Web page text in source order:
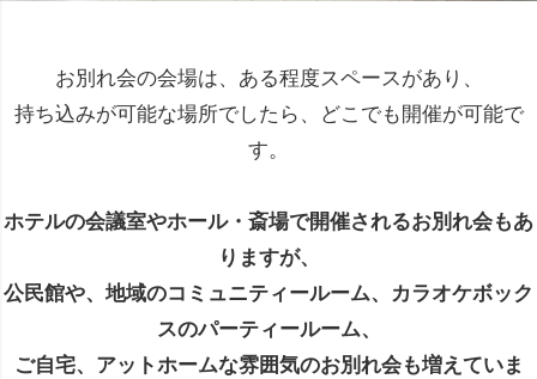
お別れ会の会場は、ある程度スペースがあり、
持ち込みが可能な場所でしたら、どこでも開催が可能で
す。
ホテルの会議室やホール・斎場で開催されるお別れ会もあ
りますが、
公民館や、地域のコミュニティールーム、カラオケボック
スのパーティールーム、
ご自宅、アットホームな雰囲気のお別れ会も増えていま